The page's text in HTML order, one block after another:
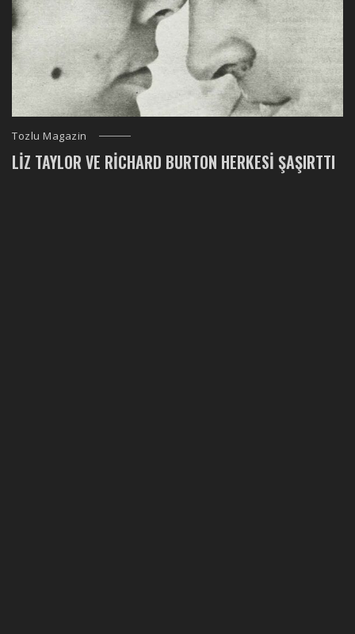
Tozlu Magazin
LIZ TAYLOR VE RICHARD BURTON HERKESI ŞAŞIRTTI